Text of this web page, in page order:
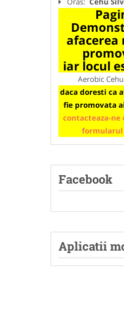
afacerea
iar locul
Aerobic
daca doresti ca
fie promovata
contacteaza-ne
formularul
Facebook
Aplicatii